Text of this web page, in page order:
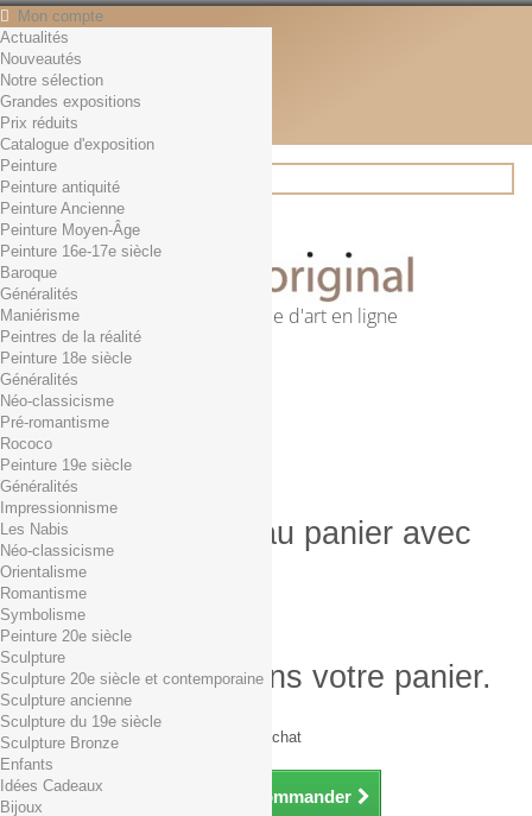
Mon compte
Contact
Français
English
Français
Actualités
Rechercher
Première librairie d'art en ligne
Panier (vide)
Aucun produit
0,01€ dès 29€ d'achat
0,00 € Total
Commander
Produit ajouté au panier avec
succès
Quantité
Total
Il y a 1 produit dans votre panier.
Total produits TTC
Frais de port TTC
0,01€ dès 29€ d'achat
Total TTC
Continuer mes achats Commander
Actualités
Nouveautés
Notre sélection
Grandes expositions
Prix réduits
Catalogue d'exposition
Peinture
Peinture antiquité
Peinture Ancienne
Peinture Moyen-Âge
Peinture 16e-17e siècle
Baroque
Généralités
Maniérisme
Peintres de la réalité
Peinture 18e siècle
Généralités
Néo-classicisme
Pré-romantisme
Rococo
Peinture 19e siècle
Généralités
Impressionnisme
Les Nabis
Néo-classicisme
Orientalisme
Romantisme
Symbolisme
Peinture 20e siècle
Sculpture
Sculpture 20e siècle et contemporaine
Sculpture ancienne
Sculpture du 19e siècle
Sculpture Bronze
Enfants
Idées Cadeaux
Bijoux